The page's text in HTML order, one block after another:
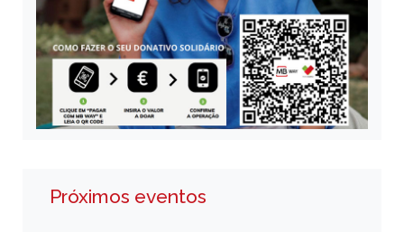
Próximos eventos